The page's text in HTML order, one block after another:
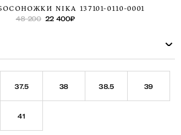
NIKA 137101-0110-0001
48 200 22 400₽
37.5 38 38.5 39
41